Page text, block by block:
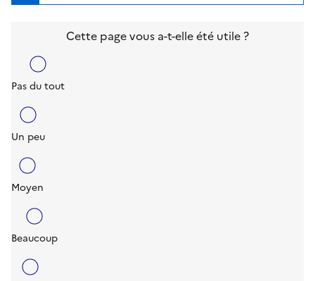
Cette page vous a-t-elle été utile ?
Pas du tout
Un peu
Moyen
Beaucoup